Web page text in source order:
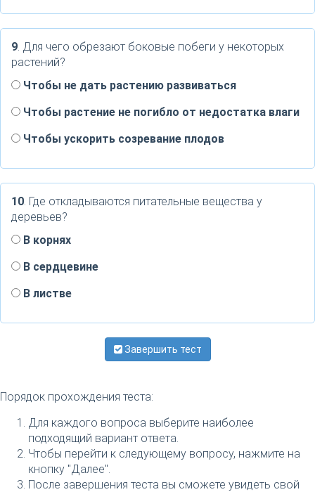
9. Для чего обрезают боковые побеги у некоторых
растений?
Чтобы не дать растению развиваться
Чтобы растение не погибло от недостатка влаги
Чтобы ускорить созревание плодов
10. Где откладываются питательные вещества у
деревьев?
В корнях
В сердцевине
В листве
Завершить тест
Порядок прохождения теста:
Для каждого вопроса выберите наиболее
подходящий вариант ответа.
Чтобы перейти к следующему вопросу, нажмите на
кнопку "Далее".
После завершения теста вы сможете увидеть свой